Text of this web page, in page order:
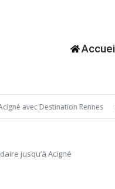
avec Destination Rennes
jusqu’à Acigné